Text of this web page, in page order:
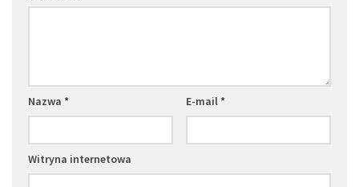
Nazwa * E-mail*
Witryna internetowa